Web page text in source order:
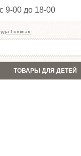
9-00 до 18-00
Luminarc
ТОВАРЫ ДЛЯ ДЕТЕЙ